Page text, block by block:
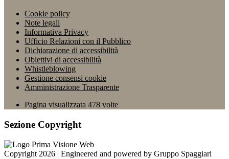
Cookie policy
Note legali
Informativa Privacy
Ufficio Relazioni con il Pubblico
Dichiarazione di accessibilità
Obiettivi di accessibilità
Whistleblowing
Gestione consensi cookie
Amministrazione Trasparente
Pagina visualizzata 478 volte
Sezione Copyright
Copyright 2026 | Engineered and powered by Gruppo Spaggiari